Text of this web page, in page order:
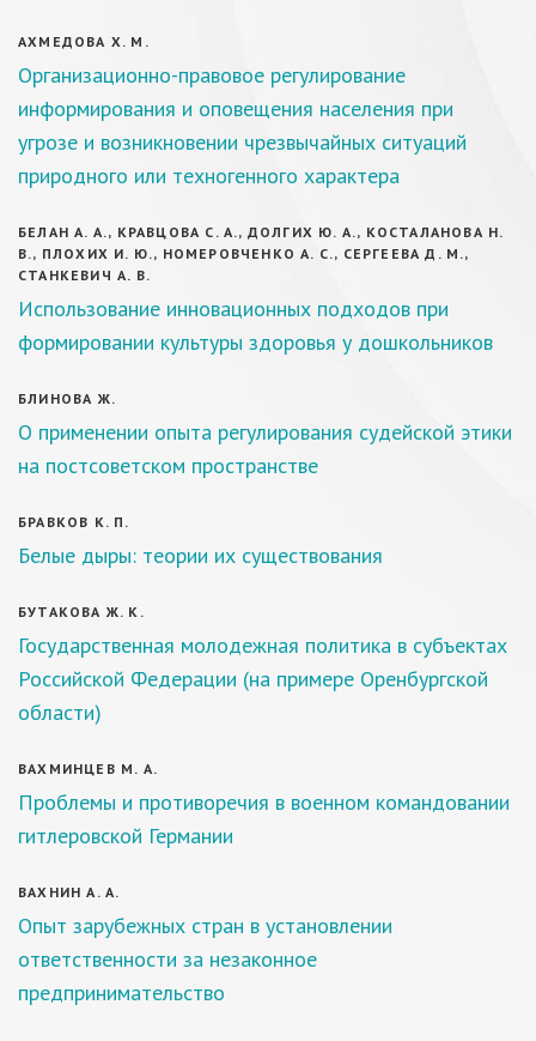
АХМЕДОВА Х. М.
Организационно-правовое регулирование
информирования и оповещения населения при
угрозе и возникновении чрезвычайных ситуаций
природного или техногенного характера
БЕЛАН А. А., КРАВЦОВА С. А., ДОЛГИХ Ю. А., КОСТАЛАНОВА Н.
В., ПЛОХИХ И. Ю., НОМЕРОВЧЕНКО А. С., СЕРГЕЕВА Д. М.,
СТАНКЕВИЧ А. В.
Использование инновационных подходов при
формировании культуры здоровья у дошкольников
БЛИНОВА Ж.
О применении опыта регулирования судейской этики
на постсоветском пространстве
БРАВКОВ К. П.
Белые дыры: теории их существования
БУТАКОВА Ж. К.
Государственная молодежная политика в субъектах
Российской Федерации (на примере Оренбургской
области)
ВАХМИНЦЕВ М. А.
Проблемы и противоречия в военном командовании
гитлеровской Германии
ВАХНИН А. А.
Опыт зарубежных стран в установлении
ответственности за незаконное
предпринимательство